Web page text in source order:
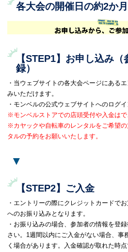
各大会の開催日の約2か
【STEP1】お申し込み
録）
・当ウェブサイトの各大会ページにある
みいただけます。
・モンベルの公式ウェブサイトへのログイ
※モンベルストアでの店頭受付や入金はで
※カヤックや自転車のレンタルをご希望
タルの予約をお願いいたします。
▼
【STEP2】ご入金
・エントリーの際にクレジットカードで
へのお振り込みとなります。
・お振り込みの場合、参加者の情報を登
さい。1週間以内にご入金がない場合、事
く場合があります。入金確認が取れた時